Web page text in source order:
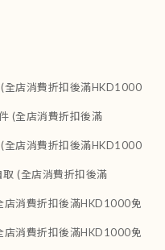
全店消費折扣後滿HKD1000
(全店消費折扣後滿
全店消費折扣後滿HKD1000
(全店消費折扣後滿
店消費折扣後滿HKD1000免
店消費折扣後滿HKD1000免